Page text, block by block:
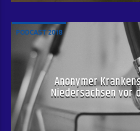
PODCAST 2018
Anonymer
Niedersachsen vor